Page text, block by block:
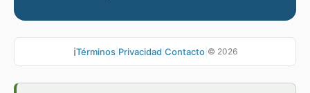
ℹ️Términos| Privacidad Contacto| © 2026